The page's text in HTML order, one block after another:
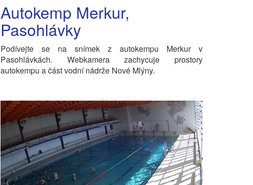
Autokemp Merkur,
Pasohlávky
Podívejte se na snímek z autokempu Merkur v
Pasohlávkách. Webkamera zachycuje prostory
autokempu a část vodní nádrže Nové Mlýny.